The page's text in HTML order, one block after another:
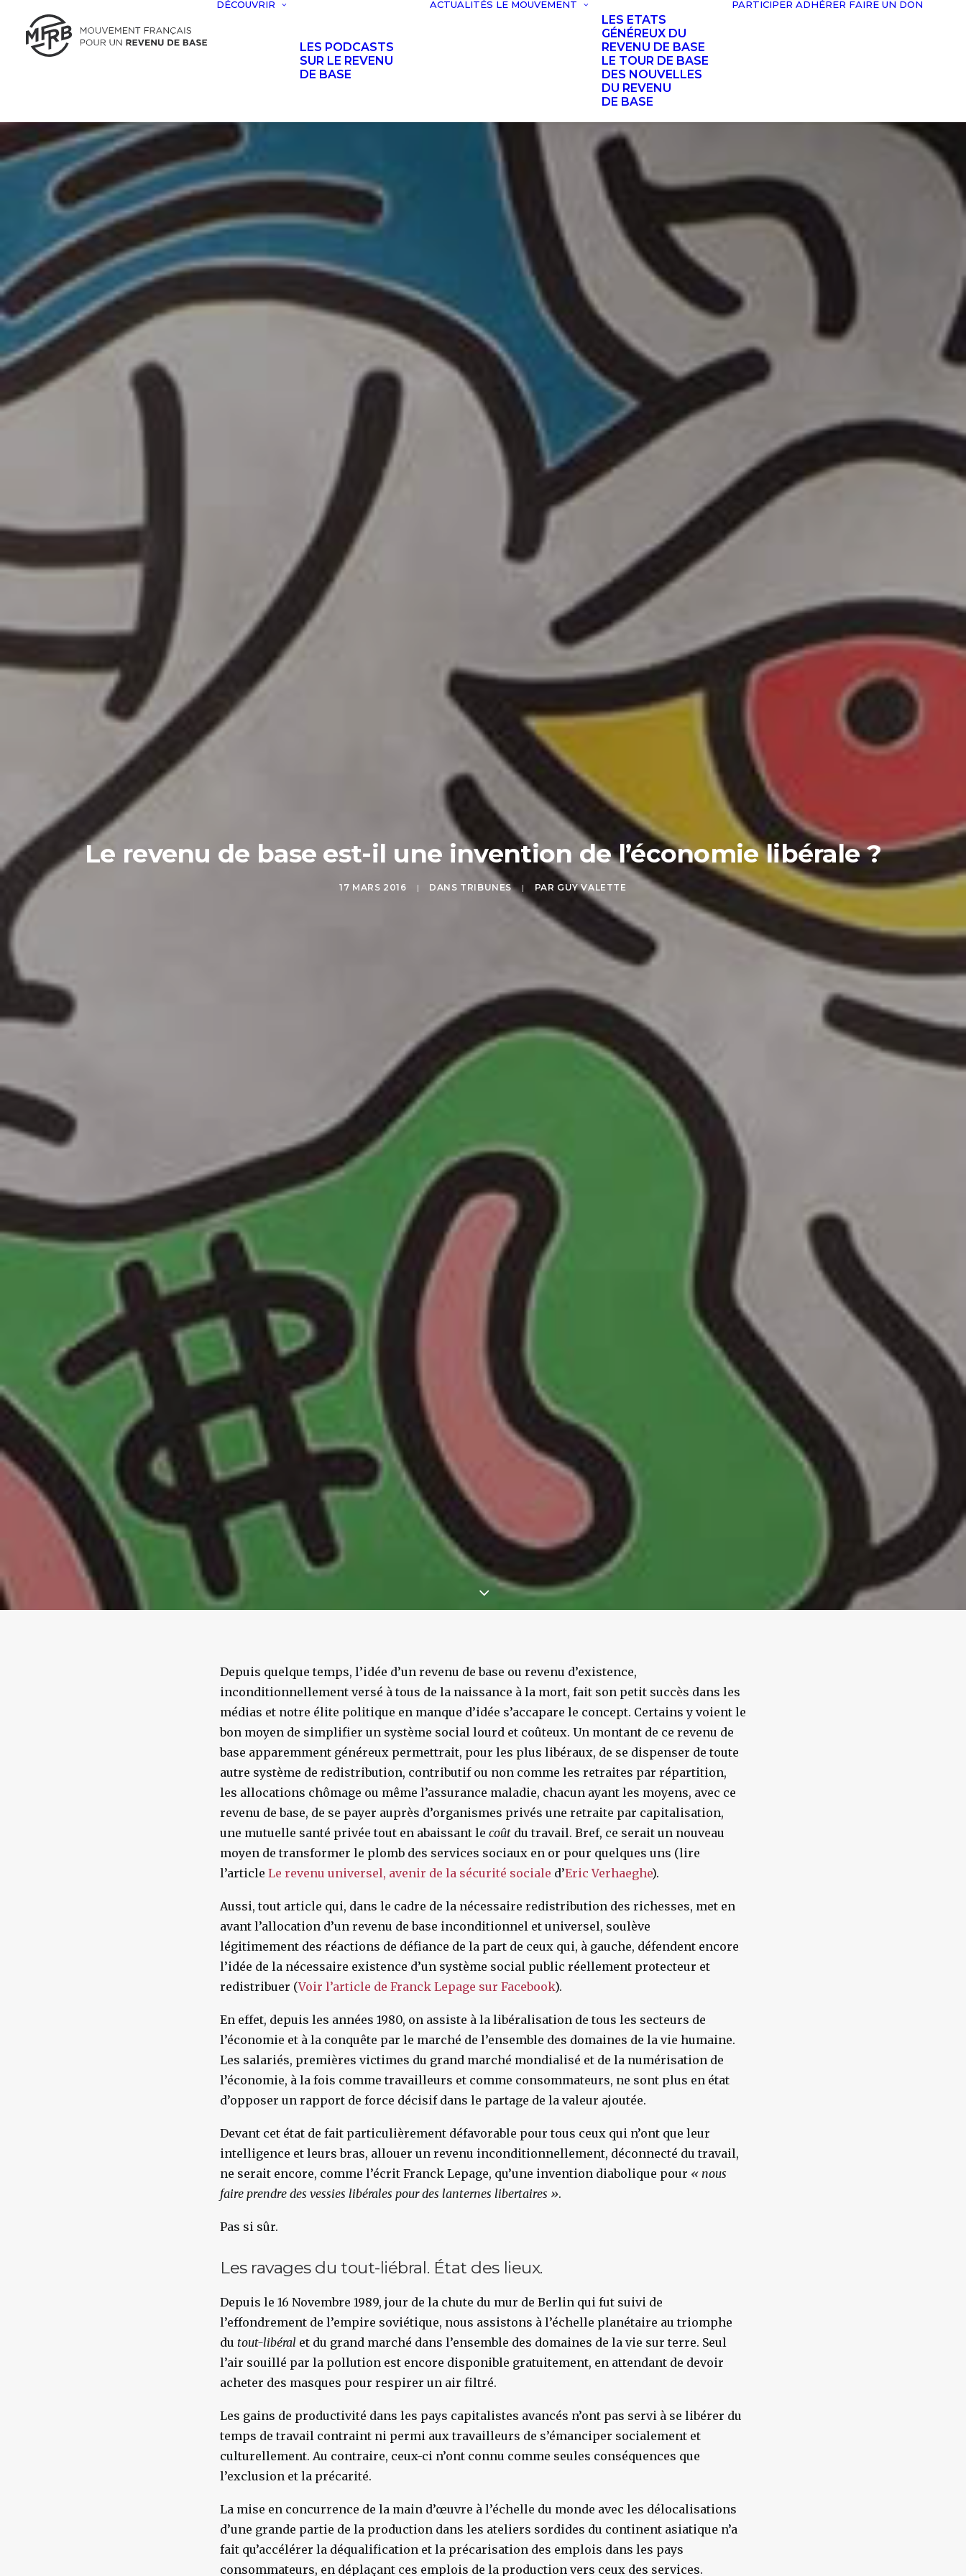
DÉCOUVRIR
LES PODCASTS
SUR LE REVENU
DE BASE
ACTUALITÉS LE MOUVEMENT
LES ETATS
GÉNÉREUX DU
REVENU DE BASE
LE TOUR DE BASE
DES NOUVELLES
DU REVENU
DE BASE
PARTICIPER ADHÉRER FAIRE UN DON
Le revenu de base est-il une invention de l’économie libérale ?
17 MARS 2016 | DANS TRIBUNES | PAR GUY VALETTE
Depuis quelque temps, l’idée d’un revenu de base ou revenu d’existence,
inconditionnellement versé à tous de la naissance à la mort, fait son petit succès dans les
médias et notre élite politique en manque d’idée s’accapare le concept. Certains y voient le
bon moyen de simplifier un système social lourd et coûteux. Un montant de ce revenu de
base apparemment généreux permettrait, pour les plus libéraux, de se dispenser de toute
autre système de redistribution, contributif ou non comme les retraites par répartition,
les allocations chômage ou même l’assurance maladie, chacun ayant les moyens, avec ce
revenu de base, de se payer auprès d’organismes privés une retraite par capitalisation,
une mutuelle santé privée tout en abaissant le coût du travail. Bref, ce serait un nouveau
moyen de transformer le plomb des services sociaux en or pour quelques uns (lire
l’article Le revenu universel, avenir de la sécurité sociale d’Eric Verhaeghe).
Aussi, tout article qui, dans le cadre de la nécessaire redistribution des richesses, met en
avant l’allocation d’un revenu de base inconditionnel et universel, soulève
légitimement des réactions de défiance de la part de ceux qui, à gauche, défendent encore
l’idée de la nécessaire existence d’un système social public réellement protecteur et
redistribuer (Voir l’article de Franck Lepage sur Facebook).
En effet, depuis les années 1980, on assiste à la libéralisation de tous les secteurs de
l’économie et à la conquête par le marché de l’ensemble des domaines de la vie humaine.
Les salariés, premières victimes du grand marché mondialisé et de la numérisation de
l’économie, à la fois comme travailleurs et comme consommateurs, ne sont plus en état
d’opposer un rapport de force décisif dans le partage de la valeur ajoutée.
Devant cet état de fait particulièrement défavorable pour tous ceux qui n’ont que leur
intelligence et leurs bras, allouer un revenu inconditionnellement, déconnecté du travail,
ne serait encore, comme l’écrit Franck Lepage, qu’une invention diabolique pour « nous
faire prendre des vessies libérales pour des lanternes libertaires ».
Pas si sûr.
Les ravages du tout-liébral. État des lieux.
Depuis le 16 Novembre 1989, jour de la chute du mur de Berlin qui fut suivi de
l’effondrement de l’empire soviétique, nous assistons à l’échelle planétaire au triomphe
du tout-libéral et du grand marché dans l’ensemble des domaines de la vie sur terre. Seul
l’air souillé par la pollution est encore disponible gratuitement, en attendant de devoir
acheter des masques pour respirer un air filtré.
Les gains de productivité dans les pays capitalistes avancés n’ont pas servi à se libérer du
temps de travail contraint ni permi aux travailleurs de s’émanciper socialement et
culturellement. Au contraire, ceux-ci n’ont connu comme seules conséquences que
l’exclusion et la précarité.
La mise en concurrence de la main d’œuvre à l’échelle du monde avec les délocalisations
d’une grande partie de la production dans les ateliers sordides du continent asiatique n’a
fait qu’accélérer la déqualification et la précarisation des emplois dans les pays
consommateurs, en déplaçant ces emplois de la production vers ceux des services.